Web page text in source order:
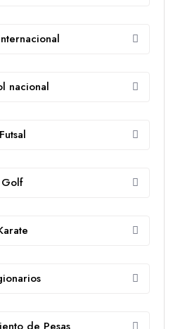
nacional
Futsal
Golf